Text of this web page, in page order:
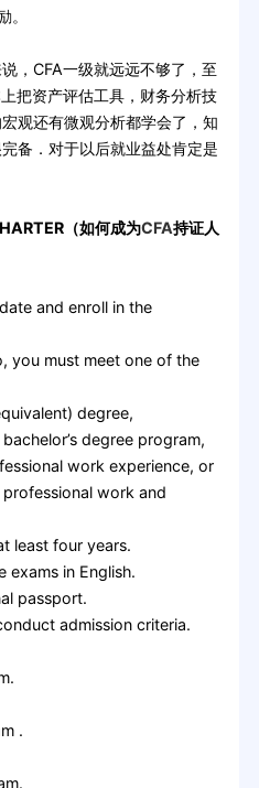
。
CFA一级就远远不够了，至
把资产评估工具，财务分析技
观还有微观分析都学会了，知
备．对于以后就业益处肯定是
（如何成为CFA持证人
and enroll in the
must meet one of the
degree,
degree program,
work experience, or
work and
four years.
in English.
passport.
admission criteria.
.